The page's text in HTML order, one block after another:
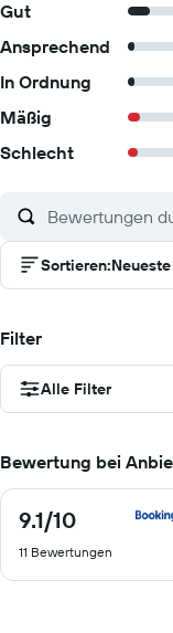
Gut
Ansprechend
In Ordnung
Mäßig
Schlecht
Sortieren:Neueste
Filter
Alle Filter
Bewertung bei
9.1/10
9.1
10
11 Bewertungen